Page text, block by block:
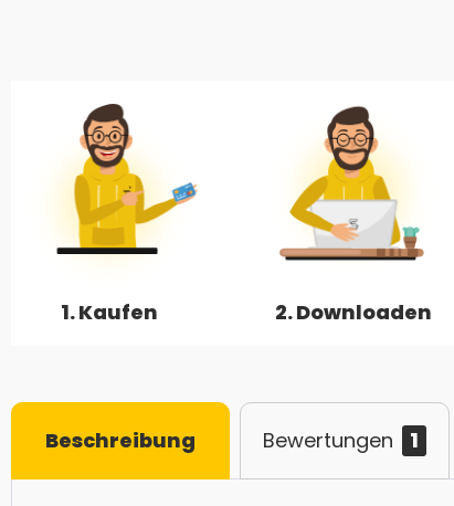
1. Kaufen 2. Downloaden
Beschreibung Bewertungen 1